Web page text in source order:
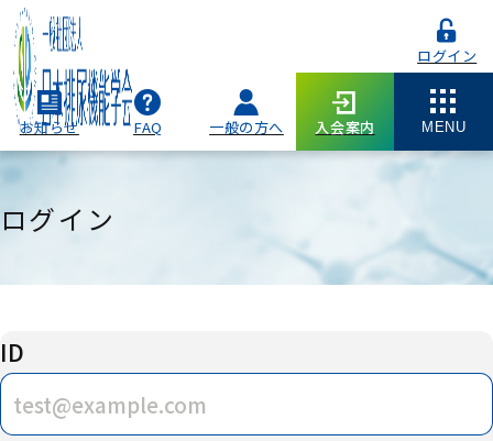
ログイン
お知らせ FAQ 一般の方へ 入会案内 MENU
ログイン
ID